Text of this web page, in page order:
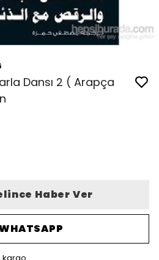
Dansı 2 ( Arapça
Haber Ver
kargo